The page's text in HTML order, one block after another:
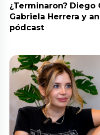
¿Terminaron?
Gabriela Herrera y
pódcast